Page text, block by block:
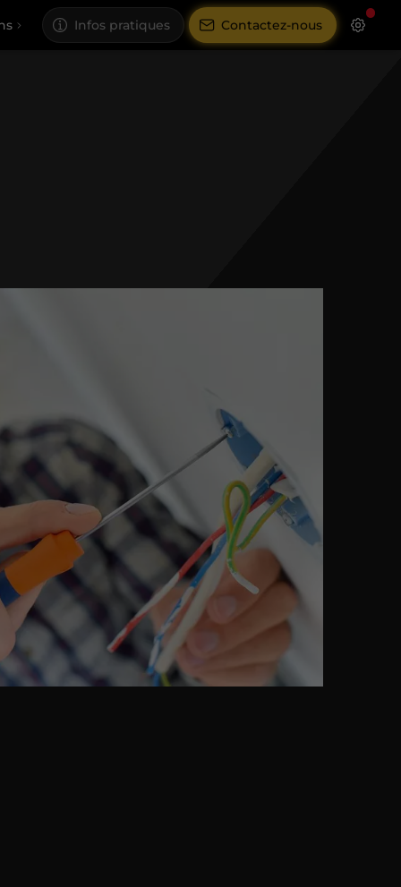
Infos pratiques Contactez-nous